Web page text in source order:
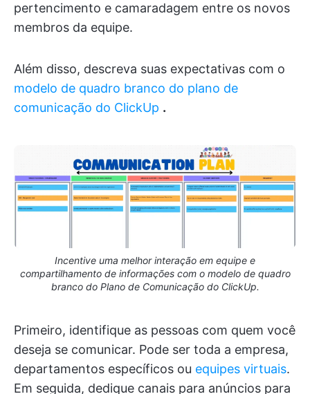
pertencimento e camaradagem entre os novos
membros da equipe.
Além disso, descreva suas expectativas com o
modelo de quadro branco do plano de
comunicação do ClickUp .
Incentive uma melhor interação em equipe e
compartilhamento de informações com o modelo de quadro
branco do Plano de Comunicação do ClickUp.
Primeiro, identifique as pessoas com quem você
deseja se comunicar. Pode ser toda a empresa,
departamentos específicos ou equipes virtuais.
Em seguida, dedique canais para anúncios para